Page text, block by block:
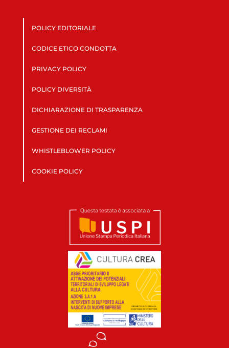
POLICY EDITORIALE
CODICE ETICO CONDOTTA
PRIVACY POLICY
POLICY DIVERSITÀ
DICHIARAZIONE DI TRASPARENZA
GESTIONE DEI RECLAMI
WHISTLEBLOWER POLICY
COOKIE POLICY